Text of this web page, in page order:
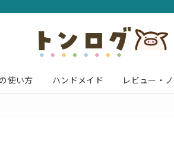
使い方 ハンドメイド レビュー・